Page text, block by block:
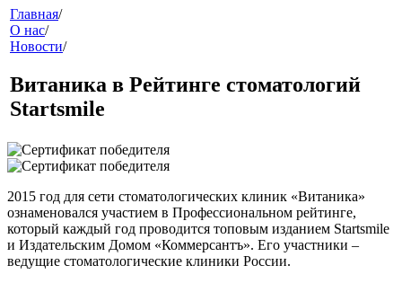
меню
Главная/
О нас/
Новости/
Витаника в Рейтинге стоматологий
Startsmile
2015 год для сети стоматологических клиник «Витаника»
ознаменовался участием в Профессиональном рейтинге,
который каждый год проводится топовым изданием Startsmile
и Издательским Домом «Коммерсантъ». Его участники –
ведущие стоматологические клиники России.